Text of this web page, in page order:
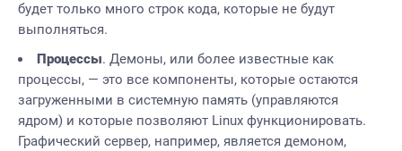
будет только много строк кода, которые не будут
выполняться.
Процессы. Демоны, или более известные как
процессы, — это все компоненты, которые остаются
загруженными в системную память (управляются
ядром) и которые позволяют Linux функционировать.
Графический сервер, например, является демоном,